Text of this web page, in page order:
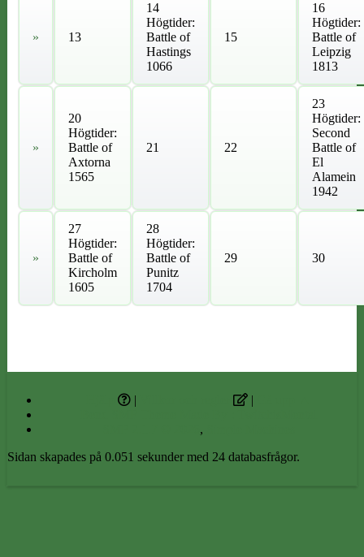
» 13
14
Högtider:
Battle of
Hastings
1066
15
16
Högtider:
Battle of
Leipzig
1813
»
20
Högtider:
Battle of
Axtorna
1565
21 22
23
Högtider:
Second
Battle of
El
Alamein
1942
»
27
Högtider:
Battle of
Kircholm
1605
28
Högtider:
Battle of
Punitz
1704
29 30
| |
,
Sidan skapades på 0.051 sekunder med 24 databasfrågor.